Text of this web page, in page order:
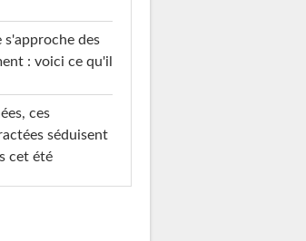
s'approche des
: voici ce qu'il
ces
séduisent
cet été